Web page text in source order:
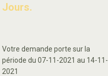
Jours.
Votre demande porte sur la
période du 07-11-2021 au 14-11-
2021